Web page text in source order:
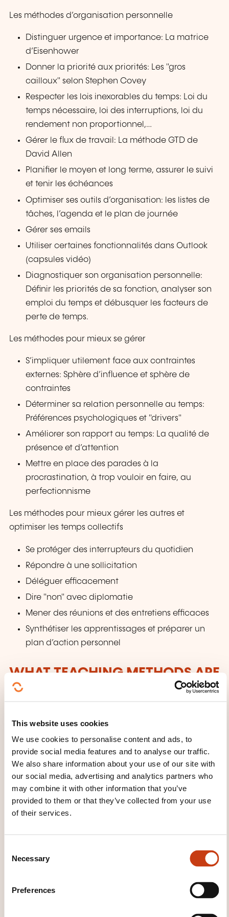
This website uses cookies
We use cookies to personalise content and ads, to
provide social media features and to analyse our traffic.
We also share information about your use of our site with
our social media, advertising and analytics partners who
may combine it with other information that you’ve
provided to them or that they’ve collected from your use
of their services.
Necessary
Preferences
Les méthodes d’organisation personnelle
Distinguer urgence et importance: La matrice
d’Eisenhower
Donner la priorité aux priorités: Les "gros
cailloux" selon Stephen Covey
Respecter les lois inexorables du temps: Loi du
temps nécessaire, loi des interruptions, loi du
rendement non proportionnel,…
Gérer le flux de travail: La méthode GTD de
David Allen
Planifier le moyen et long terme, assurer le suivi
et tenir les échéances
Optimiser ses outils d’organisation: les listes de
tâches, l’agenda et le plan de journée
Gérer ses emails
Utiliser certaines fonctionnalités dans Outlook
(capsules vidéo)
Diagnostiquer son organisation personnelle:
Définir les priorités de sa fonction, analyser son
emploi du temps et débusquer les facteurs de
perte de temps.
Les méthodes pour mieux se gérer
S’impliquer utilement face aux contraintes
externes: Sphère d’influence et sphère de
contraintes
Déterminer sa relation personnelle au temps:
Préférences psychologiques et "drivers"
Améliorer son rapport au temps: La qualité de
présence et d’attention
Mettre en place des parades à la
procrastination, à trop vouloir en faire, au
perfectionnisme
Les méthodes pour mieux gérer les autres et
optimiser les temps collectifs
Se protéger des interrupteurs du quotidien
Répondre à une sollicitation
Déléguer efficacement
Dire "non" avec diplomatie
Mener des réunions et des entretiens efficaces
Synthétiser les apprentissages et préparer un
plan d’action personnel
WHAT TEACHING METHODS ARE
USED?
Des exercices pratiques et des échanges
d’expériences
Une analyse personnelle de sa gestion du temps
L’établissement d’un plan d’action personnel
La remise d’un guide pratique
How to contact the